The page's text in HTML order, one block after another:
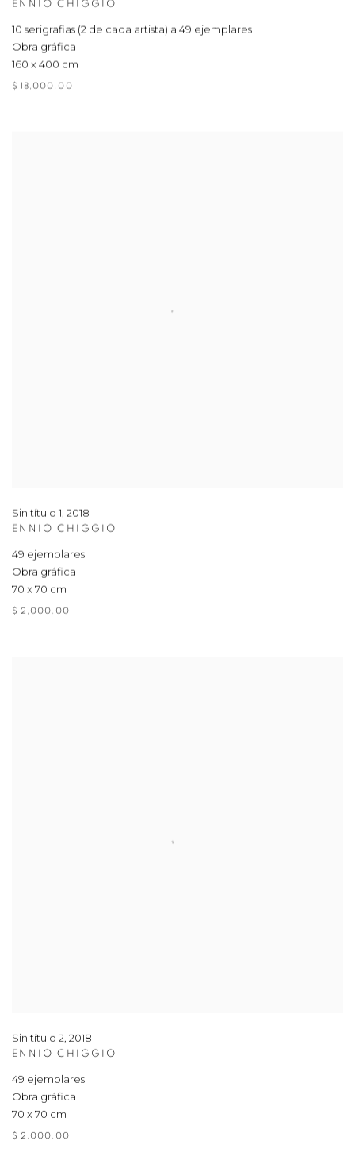
ENNIO CHIGGIO
10 serigrafias (2 de cada artista) a 49 ejemplares
Obra gráfica
160 x 400 cm
$ 18,000.00
Sin título 1, 2018
ENNIO CHIGGIO
49 ejemplares
Obra gráfica
70 x 70 cm
$ 2,000.00
Sin título 2, 2018
ENNIO CHIGGIO
49 ejemplares
Obra gráfica
70 x 70 cm
$ 2,000.00